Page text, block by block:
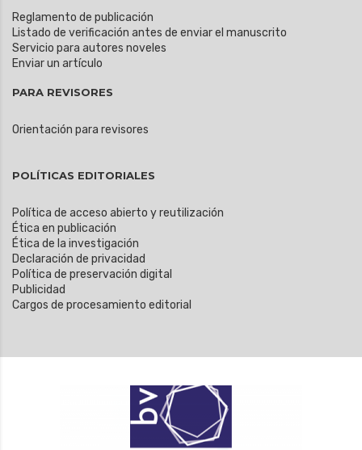
Reglamento de publicación
Listado de verificación antes de enviar el manuscrito
Servicio para autores noveles
Enviar un artículo
PARA REVISORES
Orientación para revisores
POLÍTICAS EDITORIALES
Política de acceso abierto y reutilización
Ética en publicación
Ética de la investigación
Declaración de privacidad
Política de preservación digital
Publicidad
Cargos de procesamiento editorial